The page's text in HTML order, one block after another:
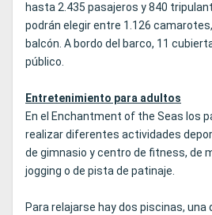
hasta 2.435 pasajeros y 840
podrán elegir entre 1.126
balcón. A bordo del barco, 11
público.
Entretenimiento para adultos
En el Enchantment of the Seas los
realizar diferentes actividades
de gimnasio y centro de fitness, de
jogging o de pista de patinaje.
Para relajarse hay dos piscinas, una